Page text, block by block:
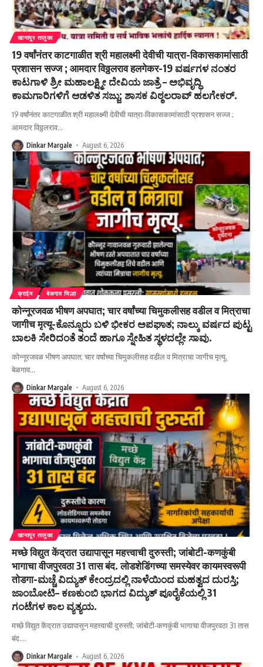
खानापूर तालुका
19 वर्षांनंतर काटगाळीत श्री महालक्ष्मी देवीची यात्रा-विकासकामांसाठी
प्रशासन सज्ज ; आमदार विठ्ठलराव हलगेकर-19 ವರ್ಷಗಳ ನಂತರ
ಕಾಟಗಾಳಿ ಶ್ರೀ ಮಹಾಲಕ್ಷ್ಮೀ ದೇವಿಯ ಜಾತ್ರೆ – ಅಭಿವೃದ್ಧಿ
ಕಾಮಗಾರಿಗಳಿಗೆ ಆಡಳಿತ ಸಜ್ಜು; ಶಾಸಕ ವಿಠ್ಠಲರಾವ್ ಹಲಗೇಕರ್.
19 वर्षांनंतर काटगाळीत श्री महालक्ष्मी देवीची यात्रा-विकासकामांसाठी प्रशासन सज्ज ;
आमदार विठ्ठलराव…
Dinkar Margale August 6, 2026
क्राईम बेळगाव जिल्हा
कोन्नूरजवळ भीषण अपघात; चार वर्षांच्या चिमुकलीसह वडील व मित्राचा
जागीच मृत्यू-ಕೊನ್ನೂರು ಬಳಿ ಭೀಕರ ಅಪಘಾತ; ನಾಲ್ಕು ವರ್ಷದ ಪುಟ್ಟ
ಬಾಲಕಿ ಸೇರಿದಂತೆ ತಂದೆ ಹಾಗೂ ಸ್ನೇಹಿತ ಸ್ಥಳದಲ್ಲೇ ಸಾವು.
कोन्नूरजवळ भीषण अपघात; चार वर्षांच्या चिमुकलीसह वडील व मित्राचा जागीच मृत्यू.
बेळगाव…
Dinkar Margale August 6, 2026
खानापूर तालुका
मच्छे विद्युत केंद्रात उद्यापासून महत्त्वाची दुरुस्ती; जांबोटी-कणकुंबी
भागाचा वीजपुरवठा 31 तास बंद. लोडशेडिंगच्या समस्येवर कायमस्वरूपी
तोडगा-ಮಚ್ಚೆ ವಿದ್ಯುತ್ ಕೇಂದ್ರದಲ್ಲಿ ನಾಳೆಯಿಂದ ಮಹತ್ವದ ದುರಸ್ತಿ;
ಜಾಂಬೋಟಿ– ಕಣಕುಂಬಿ ಭಾಗದ ವಿದ್ಯುತ್ ಪೂರೈಕೆಯಲ್ಲಿ 31
ಗಂಟೆಗಳ ಕಾಲ ವ್ಯತ್ಯಯ.
मच्छे विद्युत केंद्रात उद्यापासून महत्त्वाची दुरुस्ती; जांबोटी-कणकुंबी भागाचा वीजपुरवठा 31 तास
बंद.…
Dinkar Margale August 6, 2026